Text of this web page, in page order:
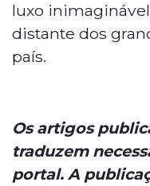
luxo
distante dos
país.
Os artigos
traduzem
portal. A